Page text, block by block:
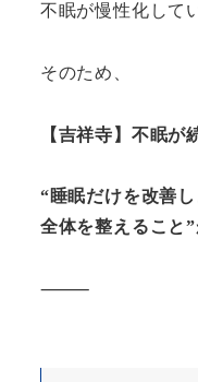
不眠が慢性化して
そのため、
【吉祥寺】不眠が
“睡眠だけを改善
全体を整えること”
⸻